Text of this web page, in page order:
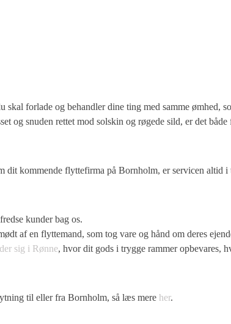
skal forlade og behandler dine ting med samme ømhed,
og snuden rettet mod solskin og røgede sild, er det
dit kommende flyttefirma på Bornholm, er servicen altid i
kunder bag os.
af en flyttemand, som tog vare og hånd om deres
sig i Rønne, hvor dit gods i trygge rammer opbevares,
til eller fra Bornholm, så læs mere her.